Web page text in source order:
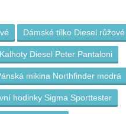
Dámské tílko Diesel růžové
Kalhoty Diesel Peter Pantaloni
mikina Northfinder modrá
hodinky Sigma Sporttester